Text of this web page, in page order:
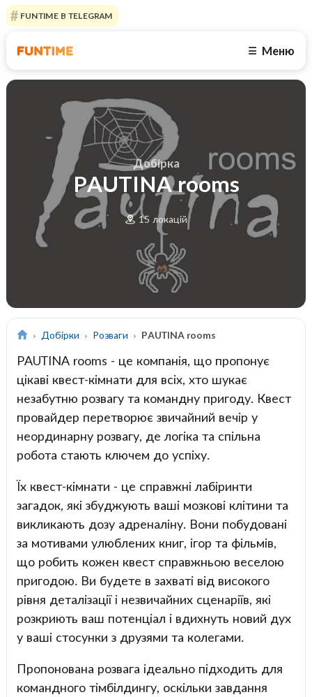
FUNTIME В TELEGRAM
☰ Меню
Добірка
PAUTINA rooms
15 локацій
Добірки Розваги PAUTINA rooms
PAUTINA rooms - це компанія, що пропонує
цікаві квест-кімнати для всіх, хто шукає
незабутню розвагу та командну пригоду. Квест
провайдер перетворює звичайний вечір у
неординарну розвагу, де логіка та спільна
робота стають ключем до успіху.
Їх квест-кімнати - це справжні лабіринти
загадок, які збуджують ваші мозкові клітини та
викликають дозу адреналіну. Вони побудовані
за мотивами улюблених книг, ігор та фільмів,
що робить кожен квест справжньою веселою
пригодою. Ви будете в захваті від високого
рівня деталізації і незвичайних сценаріїв, які
розкриють ваш потенціал і вдихнуть новий дух
у ваші стосунки з друзями та колегами.
Пропонована розвага ідеально підходить для
командного тімбілдингу, оскільки завдання